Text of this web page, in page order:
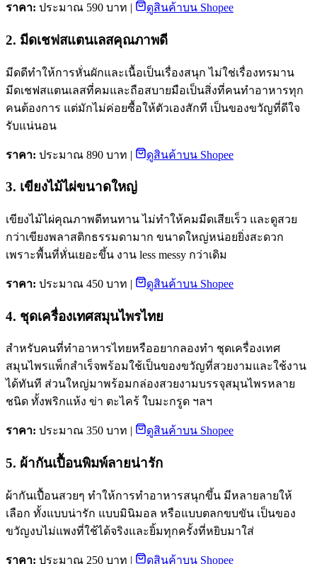
ราคา: ประมาณ 590 บาท | ดูสินค้าบน Shopee
2. มีดเชฟสแตนเลสคุณภาพดี
มีดดีทำให้การหั่นผักและเนื้อเป็นเรื่องสนุก ไม่ใช่เรื่องทรมาน
มีดเชฟสแตนเลสที่คมและถือสบายมือเป็นสิ่งที่คนทำอาหารทุก
คนต้องการ แต่มักไม่ค่อยซื้อให้ตัวเองสักที เป็นของขวัญที่ดีใจ
รับแน่นอน
ราคา: ประมาณ 890 บาท | ดูสินค้าบน Shopee
3. เขียงไม้ไผ่ขนาดใหญ่
เขียงไม้ไผ่คุณภาพดีทนทาน ไม่ทำให้คมมีดเสียเร็ว และดูสวย
กว่าเขียงพลาสติกธรรมดามาก ขนาดใหญ่หน่อยยิ่งสะดวก
เพราะพื้นที่หั่นเยอะขึ้น งาน less messy กว่าเดิม
ราคา: ประมาณ 450 บาท | ดูสินค้าบน Shopee
4. ชุดเครื่องเทศสมุนไพรไทย
สำหรับคนที่ทำอาหารไทยหรืออยากลองทำ ชุดเครื่องเทศ
สมุนไพรแพ็กสำเร็จพร้อมใช้เป็นของขวัญที่สวยงามและใช้งาน
ได้ทันที ส่วนใหญ่มาพร้อมกล่องสวยงามบรรจุสมุนไพรหลาย
ชนิด ทั้งพริกแห้ง ข่า ตะไคร้ ใบมะกรูด ฯลฯ
ราคา: ประมาณ 350 บาท | ดูสินค้าบน Shopee
5. ผ้ากันเปื้อนพิมพ์ลายน่ารัก
ผ้ากันเปื้อนสวยๆ ทำให้การทำอาหารสนุกขึ้น มีหลายลายให้
เลือก ทั้งแบบน่ารัก แบบมินิมอล หรือแบบตลกขบขัน เป็นของ
ขวัญงบไม่แพงที่ใช้ได้จริงและยิ้มทุกครั้งที่หยิบมาใส่
ราคา: ประมาณ 250 บาท | ดูสินค้าบน Shopee